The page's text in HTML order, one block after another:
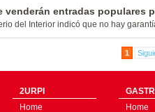
venderán entradas populares
del Interior indicó que no hay
1
2URPI
Home
Home